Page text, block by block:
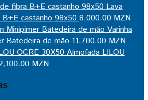
Lava
castanho 98x50 8,000.00 MZN
Varinha
Batedeira de mão 11,700.00 MZN
Almofada LILOU
MZN